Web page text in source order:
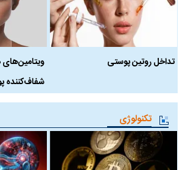
تداخل روتین پوستی
شفاف‌کننده
تکنولوژی